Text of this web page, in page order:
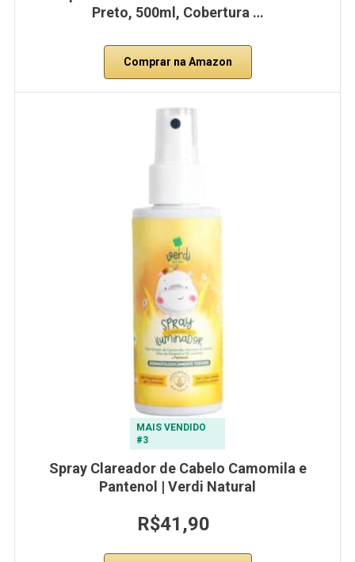
Preto, 500ml, Cobertura …
Comprar na Amazon
MAIS VENDIDO
#3
Spray Clareador de Cabelo Camomila e
Pantenol | Verdi Natural
R$41,90